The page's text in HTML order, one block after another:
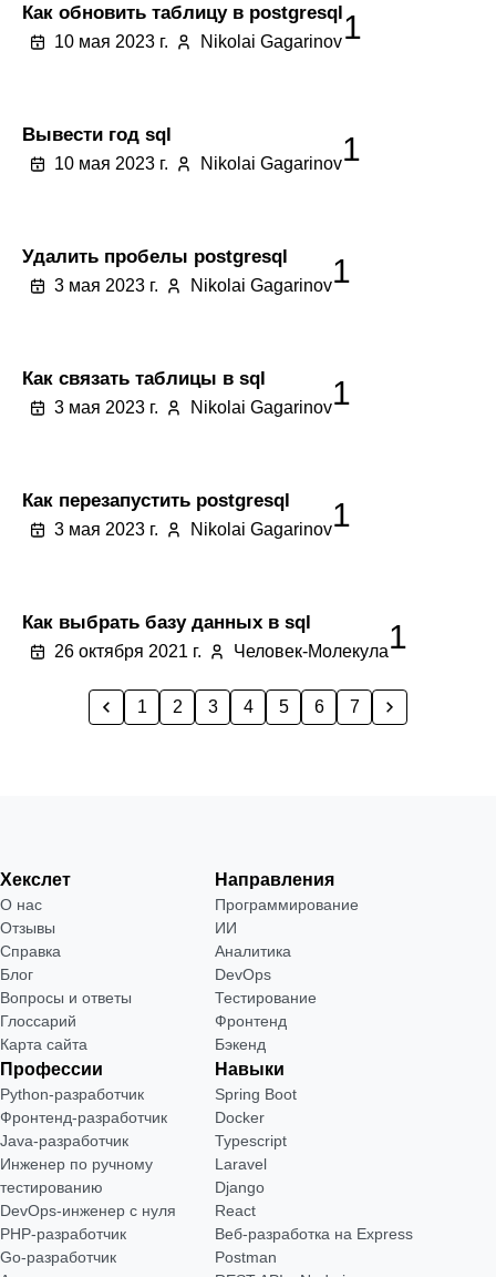
Как обновить таблицу в postgresql
10 мая 2023 г. Nikolai Gagarinov1
Вывести год sql
10 мая 2023 г. Nikolai Gagarinov1
Удалить пробелы postgresql
3 мая 2023 г. Nikolai Gagarinov1
Как связать таблицы в sql
3 мая 2023 г. Nikolai Gagarinov1
Как перезапустить postgresql
3 мая 2023 г. Nikolai Gagarinov1
Как выбрать базу данных в sql
26 октября 2021 г. Человек-Молекула1
1 2 3 4 5 6 7
Хекслет
О нас
Отзывы
Справка
Блог
Вопросы и ответы
Глоссарий
Карта сайта
Направления
Программирование
ИИ
Аналитика
DevOps
Тестирование
Фронтенд
Бэкенд
Профессии
Python-разработчик
Фронтенд-разработчик
Java-разработчик
Инженер по ручному
тестированию
DevOps-инженер с нуля
РНР-разработчик
Go-разработчик
Навыки
Spring Boot
Docker
Typescript
Laravel
Django
React
Веб-разработка на Express
Postman